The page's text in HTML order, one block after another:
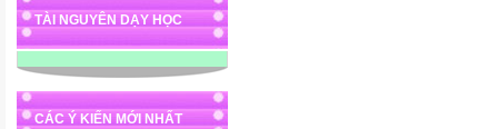
TÀI NGUYÊN DẠY HỌC
CÁC Ý KIẾN MỚI NHẤT